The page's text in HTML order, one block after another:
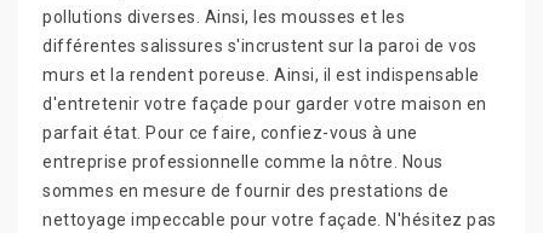
pollutions diverses. Ainsi, les mousses et les
différentes salissures s'incrustent sur la paroi de vos
murs et la rendent poreuse. Ainsi, il est indispensable
d'entretenir votre façade pour garder votre maison en
parfait état. Pour ce faire, confiez-vous à une
entreprise professionnelle comme la nôtre. Nous
sommes en mesure de fournir des prestations de
nettoyage impeccable pour votre façade. N'hésitez pas